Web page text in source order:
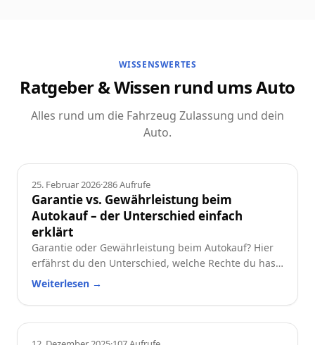
WISSENSWERTES
Ratgeber & Wissen rund ums Auto
Alles rund um die Fahrzeug Zulassung und dein
Auto.
Ratgeber
25. Februar 2026·286Aufrufe
Garantie vs. Gewährleistung beim
Autokauf – der Unterschied einfach
erklärt
Garantie oder Gewährleistung beim Autokauf? Hier
erfährst du den Unterschied, welche Rechte du hast
und worauf du beim Neu- oder Gebrauchtwagen
Weiterlesen →
Ratgeber